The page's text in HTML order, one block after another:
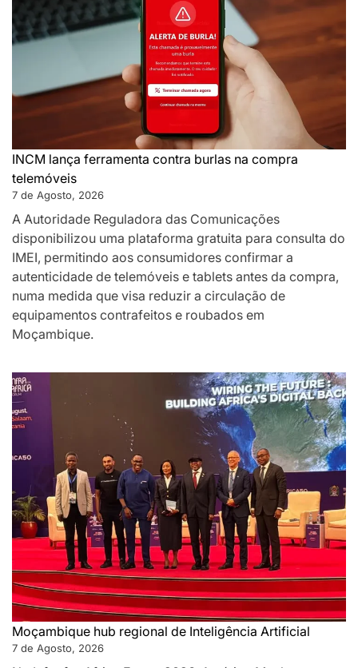
INCM lança ferramenta contra burlas na compra
telemóveis
7 de Agosto, 2026
A Autoridade Reguladora das Comunicações
disponibilizou uma plataforma gratuita para consulta do
IMEI, permitindo aos consumidores confirmar a
autenticidade de telemóveis e tablets antes da compra,
numa medida que visa reduzir a circulação de
equipamentos contrafeitos e roubados em
Moçambique.
Moçambique hub regional de Inteligência Artificial
7 de Agosto, 2026